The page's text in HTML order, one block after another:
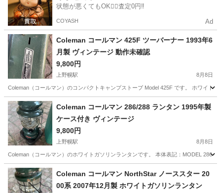
状態が悪くてもOK🙆‍♀️査定0円‼️
COYASH Ad
Coleman コールマン 425F ツーバーナー 1993年6
月製 ヴィンテージ 動作未確認
9,800円
上野幌駅 8月8日
Coleman（コールマン）のコンパクトキャンプストーブ Model 425F です。 ホワイト
北海道 札幌市 Coleman
Coleman コールマン 286/288 ランタン 1995年製
ケース付き ヴィンテージ
9,800円
上野幌駅 8月8日
Coleman（コールマン）のホワイトガソリンランタンです。 本体表記：MODEL 286
北海道 札幌市 Coleman コールマン NorthStar ノーススター 20
00系 2007年12月製 ホワイトガソリンランタン